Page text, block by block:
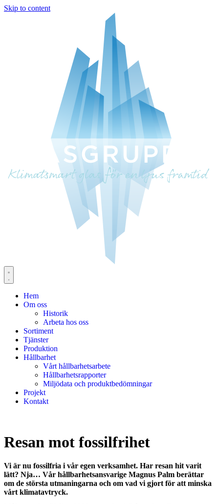
Skip to content
Hem
Om oss
Historik
Arbeta hos oss
Sortiment
Tjänster
Produktion
Hållbarhet
Vårt hållbarhetsarbete
Hållbarhetsrapporter
Miljödata och produktbedömningar
Projekt
Kontakt
Resan mot fossilfrihet
Vi är nu fossilfria i vår egen verksamhet. Har resan hit varit
lätt? Nja… Vår hållbarhetsansvarige Magnus Palm berättar
om de största utmaningarna och om vad vi gjort för att minska
vårt klimatavtryck.